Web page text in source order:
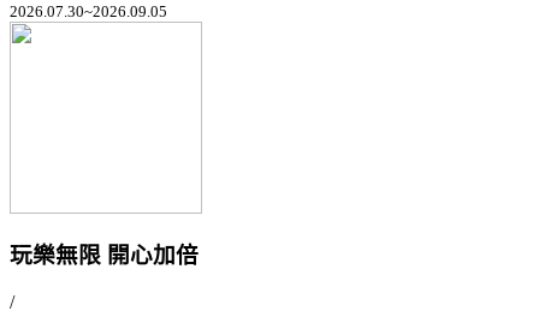
2026.07.30~2026.09.05
玩樂無限 開心加倍
/